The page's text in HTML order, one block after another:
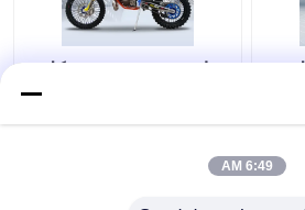
مدل K18 در موتورسیکلت
6:49 AM